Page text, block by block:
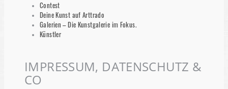
Contest
Deine Kunst auf Arttrado
Galerien – Die Kunstgalerie im Fokus.
Künstler
IMPRESSUM, DATENSCHUTZ &
CO